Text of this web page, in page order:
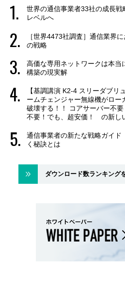
世界の通信事業者33社の成長
レベルへ
［世界4473社調査］通信業界
の戦略
高価な専用ネットワークは本当
構築の現実解
【基調講演 K2-4 スリーダブリ
ームチェンジャー無線機がロー
破壊する！！ コアサーバー不
不要！でも、超安価！ の新し
通信事業者の新たな戦略ガイ
く秘訣とは
ダウンロード数ランキング